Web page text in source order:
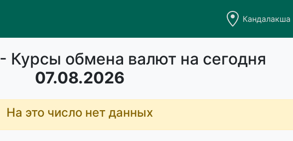
Кандалакша
- Курсы обмена валют на сегодня
07.08.2026
На это число нет данных